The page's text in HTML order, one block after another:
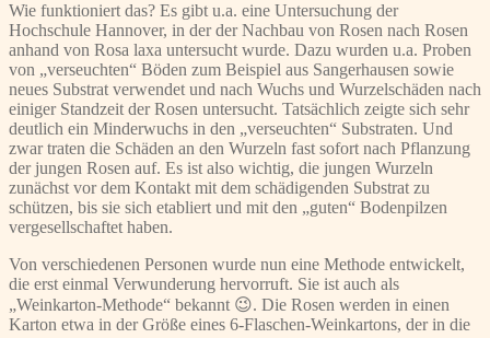
Wie funktioniert das? Es gibt u.a. eine Untersuchung der
Hochschule Hannover, in der der Nachbau von Rosen nach Rosen
anhand von Rosa laxa untersucht wurde. Dazu wurden u.a. Proben
von „verseuchten“ Böden zum Beispiel aus Sangerhausen sowie
neues Substrat verwendet und nach Wuchs und Wurzelschäden nach
einiger Standzeit der Rosen untersucht. Tatsächlich zeigte sich sehr
deutlich ein Minderwuchs in den „verseuchten“ Substraten. Und
zwar traten die Schäden an den Wurzeln fast sofort nach Pflanzung
der jungen Rosen auf. Es ist also wichtig, die jungen Wurzeln
zunächst vor dem Kontakt mit dem schädigenden Substrat zu
schützen, bis sie sich etabliert und mit den „guten“ Bodenpilzen
vergesellschaftet haben.
Von verschiedenen Personen wurde nun eine Methode entwickelt,
die erst einmal Verwunderung hervorruft. Sie ist auch als
„Weinkarton-Methode“ bekannt 😉. Die Rosen werden in einen
Karton etwa in der Größe eines 6-Flaschen-Weinkartons, der in die